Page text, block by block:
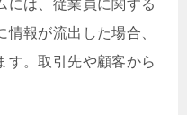
には、従業員に関する
報が流出した場合、
す。取引先や顧客から